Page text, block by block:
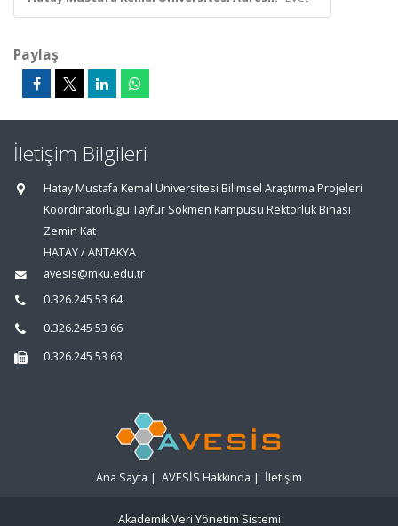
Paylaş
İletişim Bilgileri
Hatay Mustafa Kemal Üniversitesi Bilimsel Araştırma Projeleri
Koordinatörlüğü Tayfur Sökmen Kampüsü Rektörlük Binası
Zemin Kat
HATAY / ANTAKYA
avesis@mku.edu.tr
0.326.245 53 64
0.326.245 53 66
0.326.245 53 63
Ana Sayfa | AVESİS Hakkında | İletişim
Akademik Veri Yönetim Sistemi